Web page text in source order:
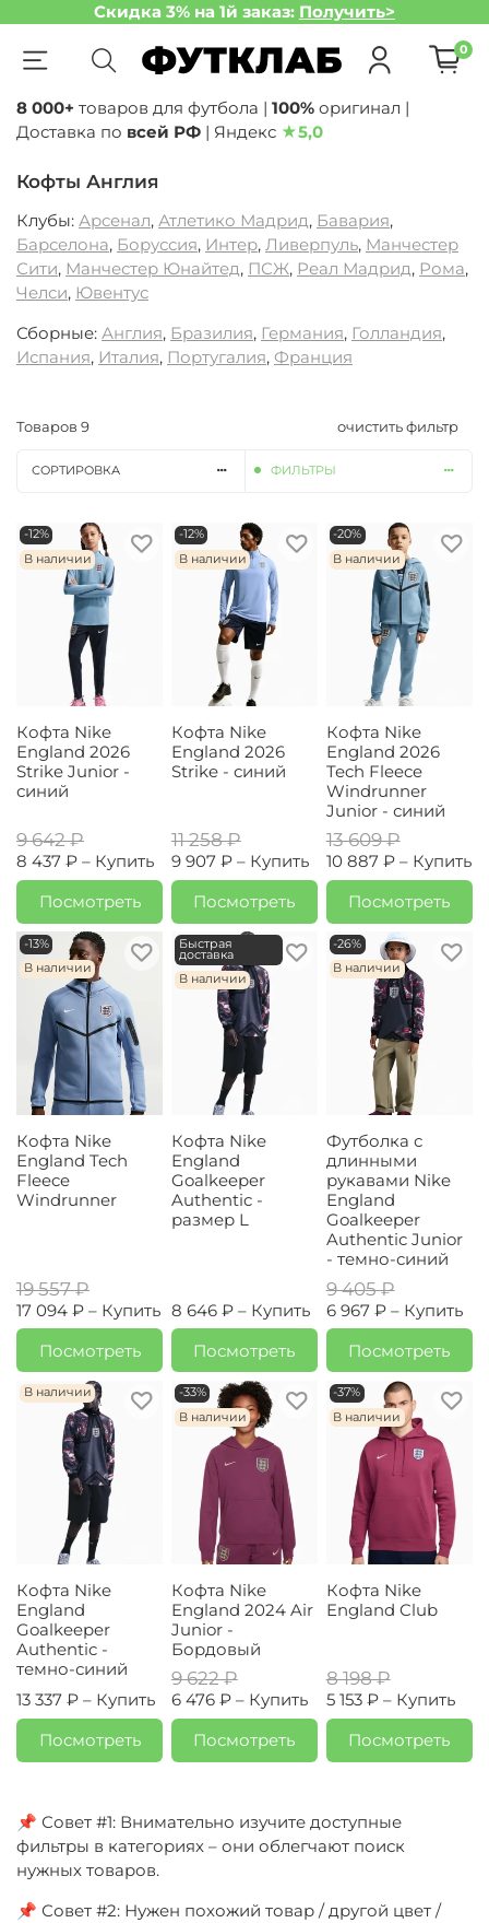
Скидка 3% на 1й заказ: Получить>
0
8 000+ товаров для футбола | 100% оригинал |
Доставка по всей РФ | Яндекс ★5,0
Кофты Англия
Клубы: Арсенал, Атлетико Мадрид, Бавария,
Барселона, Боруссия, Интер, Ливерпуль, Манчестер
Сити, Манчестер Юнайтед, ПСЖ, Реал Мадрид, Рома,
Челси, Ювентус
Сборные: Англия, Бразилия, Германия, Голландия,
Испания, Италия, Португалия, Франция
Товаров 9 очистить фильтр
СОРТИРОВКА ФИЛЬТРЫ
-12%
В наличии
Кофта Nike
England 2026
Strike Junior -
синий
9 642 ₽
8 437 ₽ – Купить
Посмотреть
-12%
В наличии
Кофта Nike
England 2026
Strike - синий
11 258 ₽
9 907 ₽ – Купить
Посмотреть
-20%
В наличии
Кофта Nike
England 2026
Tech Fleece
Windrunner
Junior - синий
13 609 ₽
10 887 ₽ – Купить
Посмотреть
-13%
В наличии
Кофта Nike
England Tech
Fleece
Windrunner
19 557 ₽
17 094 ₽ – Купить
Посмотреть
Быстрая
доставка
В наличии
Кофта Nike
England
Goalkeeper
Authentic -
размер L
8 646 ₽ – Купить
Посмотреть
-26%
В наличии
Футболка с
длинными
рукавами Nike
England
Goalkeeper
Authentic Junior
- темно-синий
9 405 ₽
6 967 ₽ – Купить
Посмотреть
В наличии
Кофта Nike
England
Goalkeeper
Authentic -
темно-синий
13 337 ₽ – Купить
Посмотреть
-33%
В наличии
Кофта Nike
England 2024 Air
Junior -
Бордовый
9 622 ₽
6 476 ₽ – Купить
Посмотреть
-37%
В наличии
Кофта Nike
England Club
8 198 ₽
5 153 ₽ – Купить
Посмотреть
📌 Совет #1: Внимательно изучите доступные
фильтры в категориях – они облегчают поиск
нужных товаров.
📌 Совет #2: Нужен похожий товар / другой цвет /